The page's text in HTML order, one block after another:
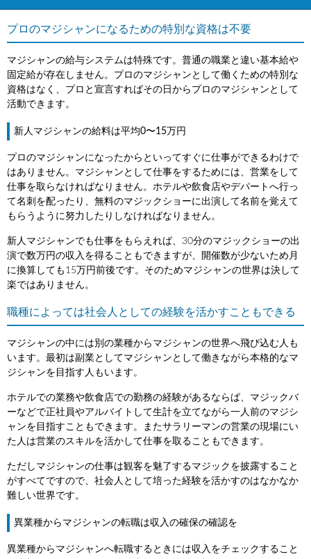
プロのマジシャンになるための特別な資格は不要
マジシャンの給与システムは特殊です。普通の職業と違い基本給や
固定給が存在しません。プロのマジシャンとして働くための特別な
資格はなく、プロと宣言すればその日からプロのマジシャンとして
活動できます。
新人マジシャンの給料は平均0〜15万円
プロのマジシャンになったからといってすぐに仕事ができるわけで
はありません。マジシャンとして仕事をするためには、営業をして
仕事を取らなければなりません。ホテルや飲食店やデパートへ行っ
て名刺を配ったり、無料のマジックショーに出演して名前を覚えて
もらうように努力したりしなければなりません。
新人マジシャンでも仕事をもらえれば、30分のマジックショーの出
演で数万円の収入を得ることもできますが、開催数が少ないため月
に換算しても15万円前後です。そのためマジシャンの世界は決して
楽ではありません。
職種によっては社会人としての経験を活かすこともできる
マジシャンの中には別の業種からマジシャンの世界へ飛び込む人も
います。最初は副業としてマジシャンとして働きながら本格的なマ
ジシャンを目指す人もいます。
ホテルでの業務や飲食店での勤務の経験があるならば、マジックバ
ーなどで正社員やアルバイトして生計を立てながら一人前のマジシ
ャンを目指すこともできます。またサラリーマンの営業の現場にい
た人は営業のスキルを活かして仕事を取ることもできます。
ただしマジシャンの仕事は観客を魅了するマジックを披露すること
がすべてですので、社会人として培った経験を活かすのはなかなか
難しい世界です。
異業種からマジシャンの転職は収入の確保の確認を
異業種からマジシャンへ転職するときには収入をチェックすること